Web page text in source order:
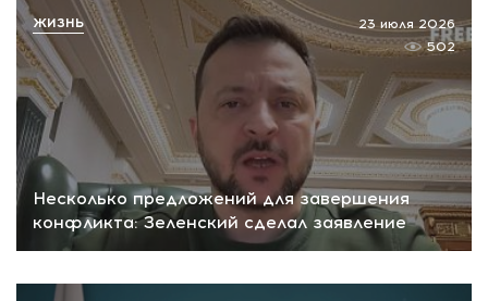
Несколько предложений для завершения
конфликта: Зеленский сделал заявление
23 июля 2026
502
ЖИЗНЬ